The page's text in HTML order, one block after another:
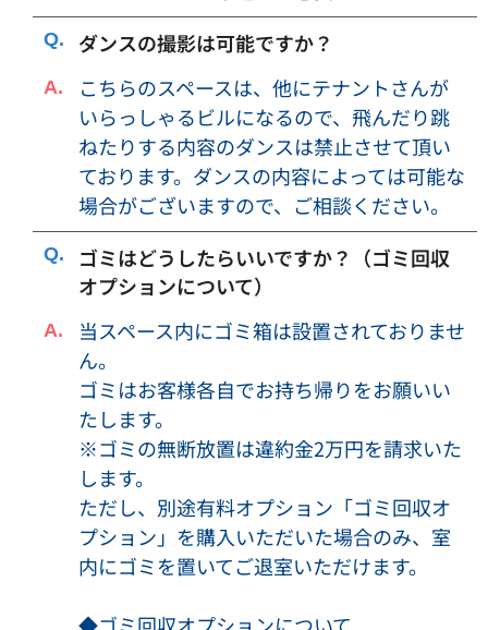
との差額が発生した場合でも、ご返金は致しかねますので予
めご了承ください。
・消費税等が変更となった場合には、利用料金は変更後の税
率で算出した金額に当然に変更されるものとします。
【免責事項】
・貴重品や各自の荷物は利用者の責任にて管理をしていただ
きます。貴重品や各自の荷物に関する紛失、盗難などについ
・会議室、および施設の利用に伴う人身事故および自ら持ち
込んだ機材・物品・部外品・展示品等の盗難・破損事故など
・天災や事故等により、やむを得ず会議室を利用できなくな
った場合であっても、当社は賠償等の責任を負いません。
・会議室運営上、または本サービス運営上の都合により、当
社より予約を取消した場合は、お支払い頂いた金額を利用者
に返金致しますが、予約を取り消したことによって生じた損
害等の賠償は致しかねますので、予めご了承ください。
・会議室利用者が本サービスの利用によって、他の利用者ま
たは第三者に対して与えた損害および自損事故について、当
社は一切の責任を負いません。
・会議室を当日利用できなかった場合および当日途中から利
ダンスの撮影は可能ですか？
こちらのスペースは、他にテナントさんが
いらっしゃるビルになるので、飛んだり跳
ねたりする内容のダンスは禁止させて頂い
ております。ダンスの内容によっては可能な
場合がございますので、ご相談ください。
ゴミはどうしたらいいですか？（ゴミ回収
オプションについて）
当スペース内にゴミ箱は設置されておりませ
ん。
ゴミはお客様各自でお持ち帰りをお願いい
たします。
※ゴミの無断放置は違約金2万円を請求いた
します。
ただし、別途有料オプション「ゴミ回収オ
プション」を購入いただいた場合のみ、室
内にゴミを置いてご退室いただけます。